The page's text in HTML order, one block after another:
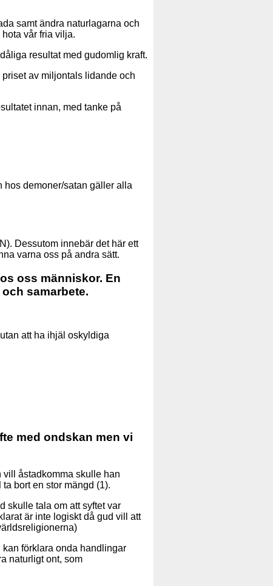
samt ändra naturlagarna och
vår fria vilja.
resultat med gudomlig kraft.
av miljontals lidande och
innan, med tanke på
hos demoner/satan gäller alla
Dessutom innebär det här ett
varna oss på andra sätt.
oss människor. En
samarbete.
att ha ihjäl oskyldiga
med ondskan men vi
vill åstadkomma skulle han
bort en stor mängd (1).
skulle tala om att syftet var
är inte logiskt då gud vill att
förklara onda handlingar
naturligt ont, som